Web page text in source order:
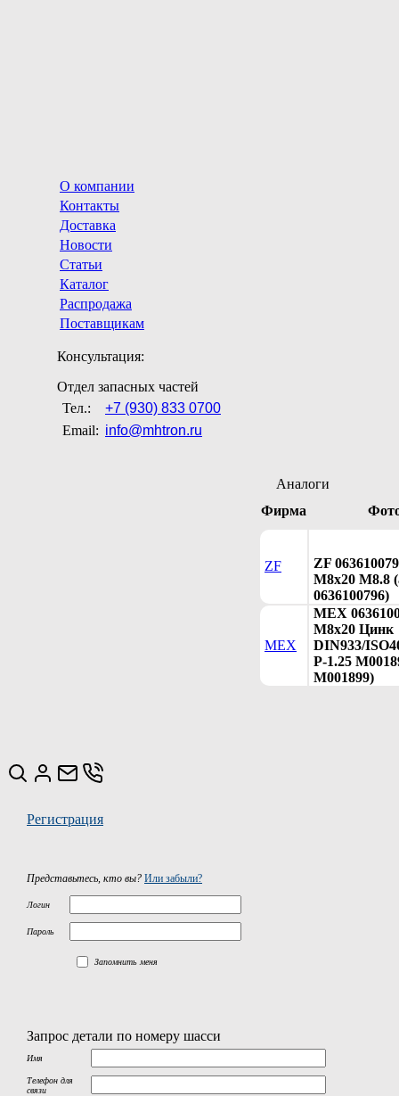
О компании
Контакты
Доставка
Новости
Статьи
Каталог
Распродажа
Поставщикам
Консультация:
Отдел запасных частей
Тел.:
+7 (930) 833 0700
Email: info@mhtron.ru
Аналоги
Фирма
ZF
ZF
M8x20 M8.8
0636100796)
MEX
MEX
M8x20 Цинк
DIN933/
P-1.25
M001899)
Регистрация
Представьтесь, кто вы? Или забыли?
Логин
Пароль
Запомнить меня
Запрос детали по номеру шасси
Имя
Телефон для
связи